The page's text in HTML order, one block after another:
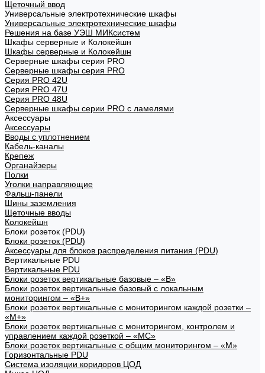
Щеточный ввод
Универсальные электротехнические шкафы
Универсальные электротехнические шкафы
Решения на базе УЭШ МИКсистем
Шкафы серверные и Колокейшн
Шкафы серверные и Колокейшн
Серверные шкафы серия PRO
Серверные шкафы серия PRO
Серия PRO 42U
Серия PRO 47U
Серия PRO 48U
Серверные шкафы серии PRO с ламелями
Аксессуары
Аксессуары
Вводы с уплотнением
Кабель-каналы
Крепеж
Органайзеры
Полки
Уголки направляющие
Фальш-панели
Шины заземления
Щеточные вводы
Колокейшн
Блоки розеток (PDU)
Блоки розеток (PDU)
Аксессуары для блоков распределения питания (PDU)
Вертикальные PDU
Вертикальные PDU
Блоки розеток вертикальные базовые – «В»
Блоки розеток вертикальные базовый с локальным
мониторингом – «В+»
Блоки розеток вертикальные с мониторингом каждой розетки –
«М+»
Блоки розеток вертикальные с мониторингом, контролем и
управлением каждой розеткой – «МС»
Блоки розеток вертикальные с общим мониторингом – «М»
Горизонтальные PDU
Система изоляции коридоров ЦОД